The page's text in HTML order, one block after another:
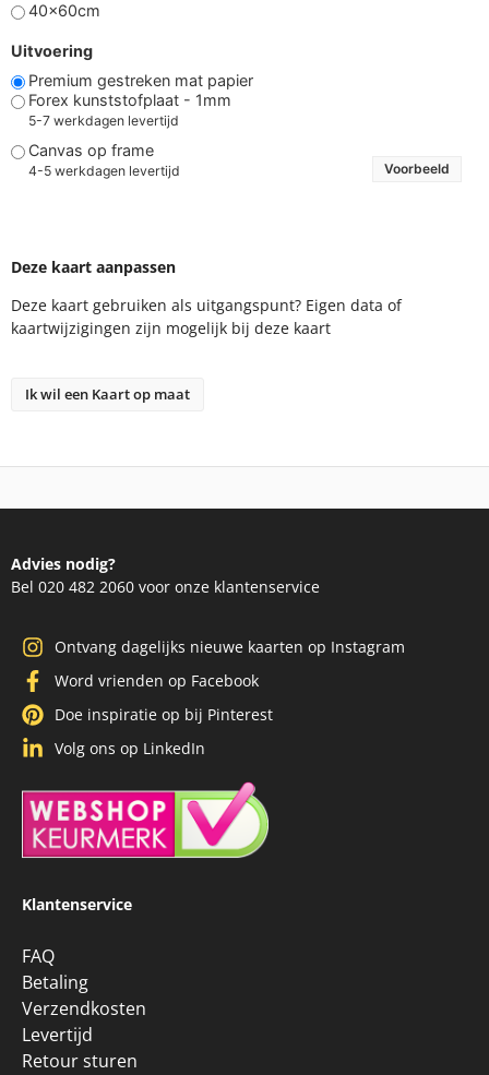
40x60cm
Uitvoering
Premium gestreken mat papier
Forex kunststofplaat - 1mm
5-7 werkdagen levertijd
Canvas op frame
4-5 werkdagen levertijd Voorbeeld
Deze kaart aanpassen
Deze kaart gebruiken als uitgangspunt? Eigen data of
kaartwijzigingen zijn mogelijk bij deze kaart
Ik wil een Kaart op maat
Advies nodig?
Bel 020 482 2060 voor onze klantenservice
Ontvang dagelijks nieuwe kaarten op Instagram
Word vrienden op Facebook
Doe inspiratie op bij Pinterest
Volg ons op LinkedIn
9.1
Klantenservice